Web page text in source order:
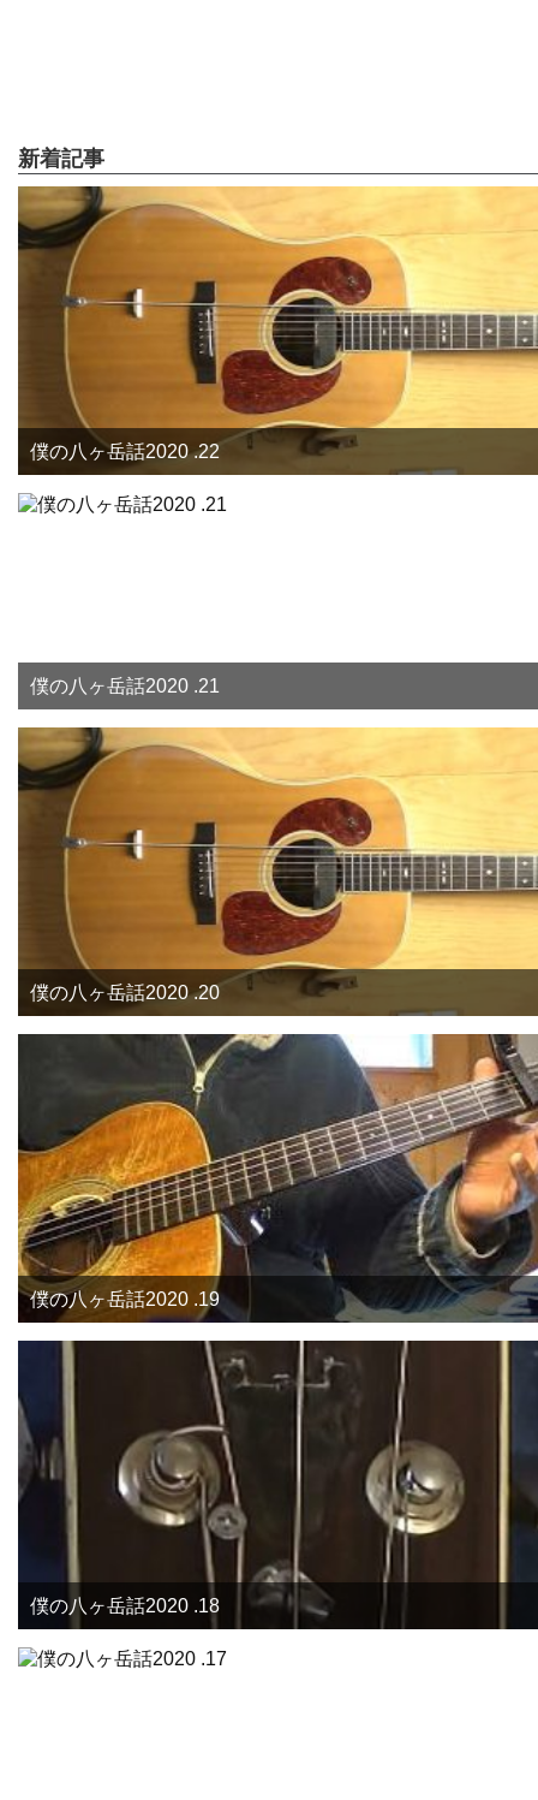
新着記事
僕の八ヶ岳話2020 .22
僕の八ヶ岳話2020 .21
僕の八ヶ岳話2020 .20
僕の八ヶ岳話2020 .19
僕の八ヶ岳話2020 .18